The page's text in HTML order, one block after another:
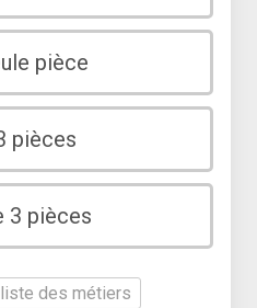
pièce
pièces
3 pièces
des métiers